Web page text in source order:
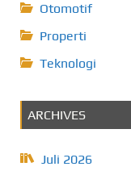
Otomotif
Properti
Teknologi
ARCHIVES
Juli 2026